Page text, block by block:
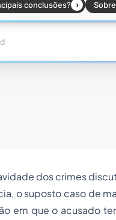
dos crimes
o suposto caso de
em que o acusado